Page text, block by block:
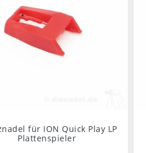
für ION Quick Play LP
Plattenspieler